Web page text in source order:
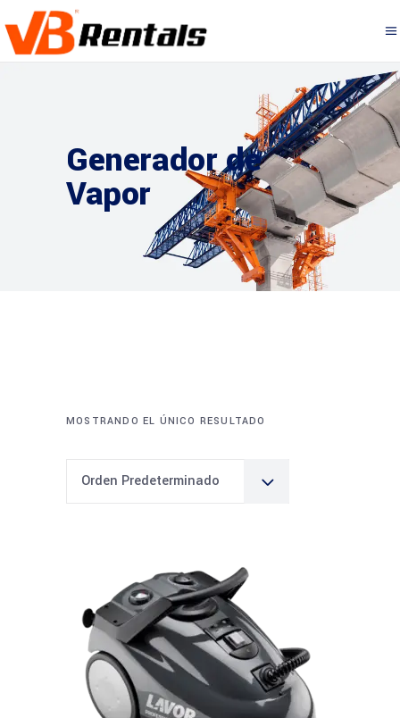
Generador de
Vapor
MOSTRANDO EL ÚNICO RESULTADO
Orden Predeterminado